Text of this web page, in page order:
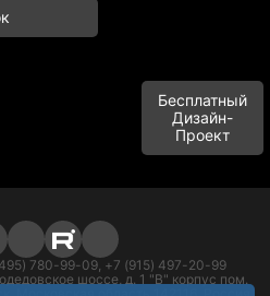
Бесплатный
Дизайн-
Проект
780-99-09, +7 (915) 497-20-99
шоссе, д. 1 "В" корпус пом.